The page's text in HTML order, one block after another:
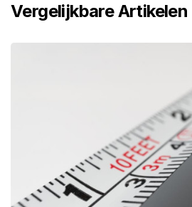
Vergelijkbare Artikelen